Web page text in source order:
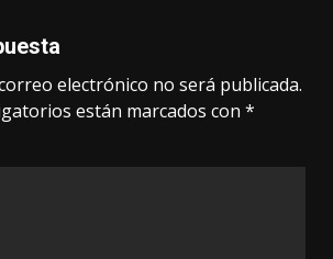
electrónico no será publicada.
están marcados con *